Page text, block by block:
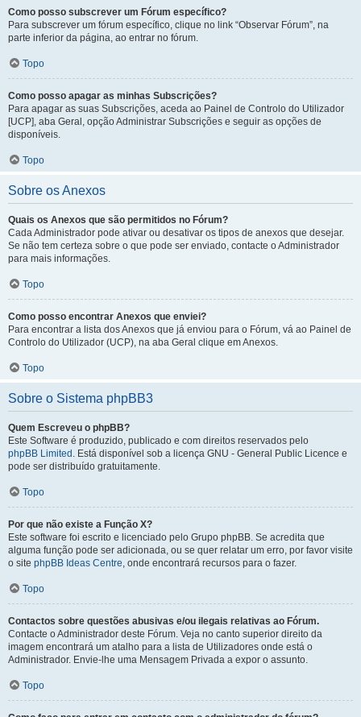
Como posso subscrever um Fórum específico?
Para subscrever um fórum específico, clique no link “Observar Fórum”, na
parte inferior da página, ao entrar no fórum.
Topo
Como posso apagar as minhas Subscrições?
Para apagar as suas Subscrições, aceda ao Painel de Controlo do Utilizador
[UCP], aba Geral, opção Administrar Subscrições e seguir as opções de
disponíveis.
Topo
Sobre os Anexos
Quais os Anexos que são permitidos no Fórum?
Cada Administrador pode ativar ou desativar os tipos de anexos que desejar.
Se não tem certeza sobre o que pode ser enviado, contacte o Administrador
para mais informações.
Topo
Como posso encontrar Anexos que enviei?
Para encontrar a lista dos Anexos que já enviou para o Fórum, vá ao Painel de
Controlo do Utilizador (UCP), na aba Geral clique em Anexos.
Topo
Sobre o Sistema phpBB3
Quem Escreveu o phpBB?
Este Software é produzido, publicado e com direitos reservados pelo
phpBB Limited . Está disponível sob a licença GNU - General Public Licence e
pode ser distribuído gratuitamente.
Topo
Por que não existe a Função X?
Este software foi escrito e licenciado pelo Grupo phpBB. Se acredita que
alguma função pode ser adicionada, ou se quer relatar um erro, por favor visite
o site phpBB Ideas Centre, onde encontrará recursos para o fazer.
Topo
Contactos sobre questões abusivas e/ou ilegais relativas ao Fórum.
Contacte o Administrador deste Fórum. Veja no canto superior direito da
imagem encontrará um atalho para a lista de Utilizadores onde está o
Administrador. Envie-lhe uma Mensagem Privada a expor o assunto.
Topo